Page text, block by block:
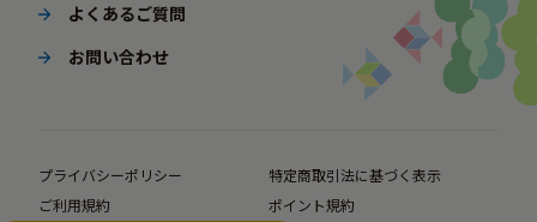
よくあるご質問
お問い合わせ
プライバシーポリシー
特定商取引法に基づく表示
ご利用規約
ポイント規約